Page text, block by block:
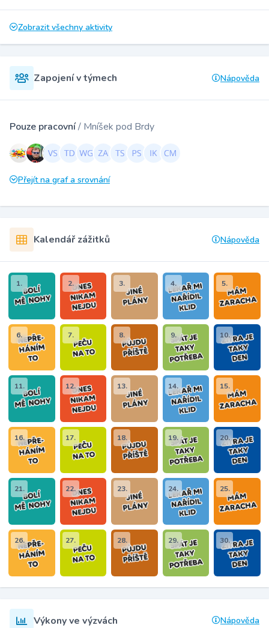
Zobrazit všechny aktivity
Zapojení v týmech Nápověda
Pouze pracovní/ Mníšek pod Brdy
Přejít na graf a srovnání
Kalendář zážitků Nápověda
1. 2. 3. 4. 5.
6. 7. 8. 9. 10.
11. 12. 13. 14. 15.
16. 17. 18. 19. 20.
21. 22. 23. 24. 25.
26. 27. 28. 29. 30.
Výkony ve výzvách Nápověda